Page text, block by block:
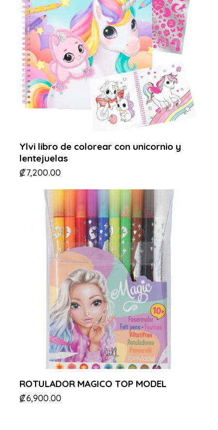
Ylvi libro de colorear con unicornio y
lentejuelas
₡7,200.00
ROTULADOR MAGICO TOP MODEL
₡6,900.00